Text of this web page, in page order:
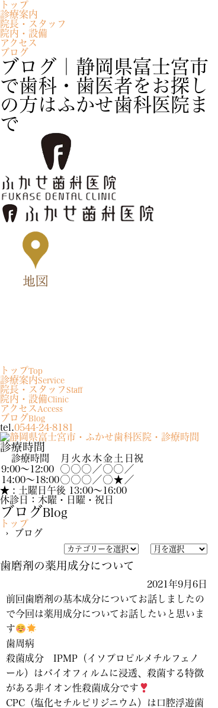
トップ
診療案内
院長・スタッフ
院内・設備
アクセス
ブログ
ブログ｜静岡県富士宮市
で歯科・歯医者をお探し
の方はふかせ歯科医院ま
で
トップTop
診療案内Service
院長・スタッフ Staff
院内・設備Clinic
アクセス Access
ブログBlog
tel.0544-24-8181
診療時間
診療時間 月 火 水 木金 土 日祝
9:00～12:00
◯◯◯ ／ ◯◯ ／
14:00～18:00◯◯◯ ／ ◯★ ／
★ : 土曜日午後 13:00〜16:00
休診日：木曜・日曜・祝日
ブログBlog
トップ
› ブログ
歯磨剤の薬用成分について
2021年9月6日
前回歯磨剤の基本成分についてお話しましたの
で今回は薬用成分についてお話したいと思いま
す
歯周病
殺菌成分 IPMP（イソプロピルメチルフェノ
ール）はバイオフィルムに浸透、殺菌する特徴
がある非イオン性殺菌成分です
CPC（塩化セチルピリジニウム）は口腔浮遊菌